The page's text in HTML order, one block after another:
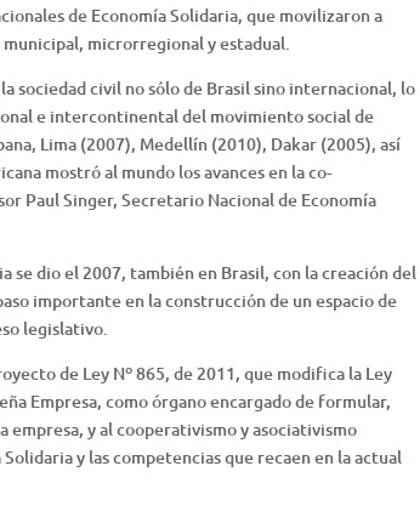
de Economía Solidaria, que movilizaron a
microrregional y estadual.
sociedad civil no sólo de Brasil sino internacional, lo
e intercontinental del movimiento social de
Lima (2007), Medellín (2010), Dakar (2005), así
mostró al mundo los avances en la co-
Paul Singer, Secretario Nacional de Economía
dio el 2007, también en Brasil, con la creación del
importante en la construcción de un espacio de
legislativo.
de Ley Nº 865, de 2011, que modifica la Ley
Empresa, como órgano encargado de formular,
y al cooperativismo y asociativismo
y las competencias que recaen en la actual